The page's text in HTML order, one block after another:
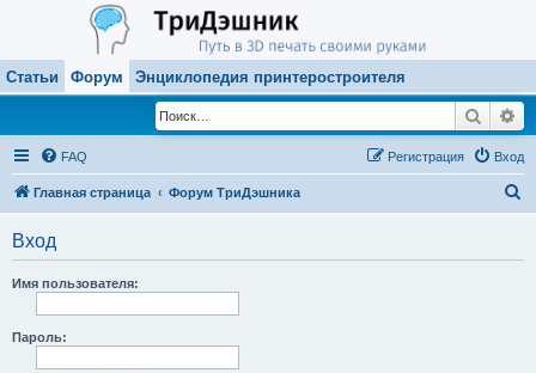
Статьи Форум Энциклопедия принтеростроителя
Поиск
FAQ Вход
Регистрация
Главная страница Форум ТриДэшника
Вход
Имя пользователя:
Пароль: